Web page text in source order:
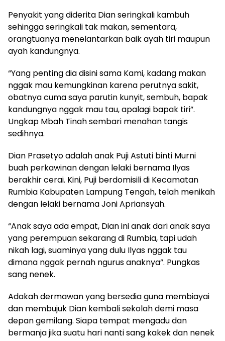
Penyakit yang diderita Dian seringkali kambuh
sehingga seringkali tak makan, sementara,
orangtuanya menelantarkan baik ayah tiri maupun
ayah kandungnya.
“Yang penting dia disini sama Kami, kadang makan
nggak mau kemungkinan karena perutnya sakit,
obatnya cuma saya parutin kunyit, sembuh, bapak
kandungnya nggak mau tau, apalagi bapak tiri”.
Ungkap Mbah Tinah sembari menahan tangis
sedihnya.
Dian Prasetyo adalah anak Puji Astuti binti Murni
buah perkawinan dengan lelaki bernama Ilyas
berakhir cerai. Kini, Puji berdomisili di Kecamatan
Rumbia Kabupaten Lampung Tengah, telah menikah
dengan lelaki bernama Joni Apriansyah.
“Anak saya ada empat, Dian ini anak dari anak saya
yang perempuan sekarang di Rumbia, tapi udah
nikah lagi, suaminya yang dulu Ilyas nggak tau
dimana nggak pernah ngurus anaknya”. Pungkas
sang nenek.
Adakah dermawan yang bersedia guna membiayai
dan membujuk Dian kembali sekolah demi masa
depan gemilang. Siapa tempat mengadu dan
bermanja jika suatu hari nanti sang kakek dan nenek